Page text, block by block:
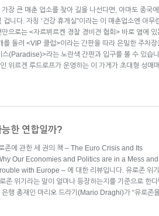
장 큰 매춘 업소를 찾아 길을 나선다면, 아마도 종국
니다. 자칭 ‘건강 휴게실”이라는 이 매춘업소엔 아무
으로는 <자르뷔르켄 경찰 경비견 협회> 바로 옆에 있
를 돌려 <VIP 클럽>이라는 간판을 따라 은밀한 주차장
스(Paradise)>라는 노란색 간판과 입구를 볼 수 있습
위르겐 루드로프가 운영하는 이 가게가 초대형 성매
한 연합일까?
존에 관한 세 권의 책 – The Euro Crisis and Its
Our Economies and Politics are in a Mess and
with Europe – 에 대한 리뷰입니다. 유로존 위
존 위기라는 말이 얼마나 등장하는지를 기준으로 한다
은행 총재인 마리오 드라기(Mario Draghi)가 “유로존